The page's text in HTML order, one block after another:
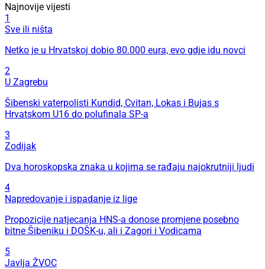
Najnovije vijesti
1
Sve ili ništa
Netko je u Hrvatskoj dobio 80.000 eura, evo gdje idu novci
2
U Zagrebu
Šibenski vaterpolisti Kundid, Cvitan, Lokas i Bujas s
Hrvatskom U16 do polufinala SP-a
3
Zodijak
Dva horoskopska znaka u kojima se rađaju najokrutniji ljudi
4
Napredovanje i ispadanje iz lige
Propozicije natjecanja HNS-a donose promjene posebno
bitne Šibeniku i DOŠK-u, ali i Zagori i Vodicama
5
Javlja ŽVOC